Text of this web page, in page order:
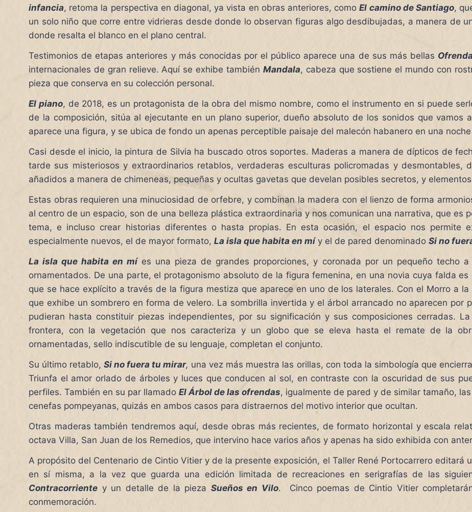
infancia, retoma la perspectiva en diagonal, ya vista en obras anteriores, comoEl camino de Santiago,
un solo niño que corre entre vidrieras desde donde lo observan figuras algo desdibujadas, a manera de
donde resalta el blanco en el plano central.
Testimonios de etapas anteriores y más conocidas por el público aparece una de sus más bellas
internacionales de gran relieve. Aquí se exhibe también Mandala, cabeza que sostiene el mundo con
pieza que conserva en su colección personal.
El piano, de 2018, es un protagonista de la obra del mismo nombre, como el instrumento en si puede
de la composición, sitúa al ejecutante en un plano superior, dueño absoluto de los sonidos que vamos
aparece una figura, y se ubica de fondo un apenas perceptible paisaje del malecón habanero en una
Casi desde el inicio, la pintura de Silvia ha buscado otros soportes. Maderas a manera de dípticos de
tarde sus misteriosos y extraordinarios retablos, verdaderas esculturas policromadas y
añadidos a manera de chimeneas, pequeñas y ocultas gavetas que develan posibles secretos, y
Estas obras requieren una minuciosidad de orfebre, y combinan la madera con el lienzo de forma
al centro de un espacio, son de una belleza plástica extraordinaria y nos comunican una narrativa, que es
tema, e incluso crear historias diferentes o hasta propias. En esta ocasión, el espacio nos permite
especialmente nuevos, el de mayor formato, La isla que habita en míy el de pared denominado Si no
La isla que habita en míes una pieza de grandes proporciones, y coronada por un pequeño techo
ornamentados. De una parte, el protagonismo absoluto de la figura femenina, en una novia cuya falda
que se hace explícito a través de la figura mestiza que aparece en uno de los laterales. Con el Morro a
que exhibe un sombrero en forma de velero. La sombrilla invertida y el árbol arrancado no aparecen por
pudieran hasta constituir piezas independientes, por su significación y sus composiciones cerradas.
frontera, con la vegetación que nos caracteriza y un globo que se eleva hasta el remate de la
ornamentadas, sello indiscutible de su lenguaje, completan el conjunto.
Su último retablo,Si no fuera tu mirar, una vez más muestra las orillas, con toda la simbología que
Triunfa el amor orlado de árboles y luces que conducen al sol, en contraste con la oscuridad de sus
perfiles. También en su par llamado El Árbol de las ofrendas, igualmente de pared y de similar tamaño,
cenefas pompeyanas, quizás en ambos casos para distraernos del motivo interior que ocultan.
Otras maderas también tendremos aquí, desde obras más recientes, de formato horizontal y escala
octava Villa, San Juan de los Remedios, que intervino hace varios años y apenas ha sido exhibida con
A propósito del Centenario de Cintio Vitier y de la presente exposición, el Taller René Portocarrero editará
en sí misma, a la vez que guarda una edición limitada de recreaciones en serigrafías de las
Contracorriente y un detalle de la pieza Sueños en Vilo. Cinco poemas de Cintio Vitier
conmemoración.